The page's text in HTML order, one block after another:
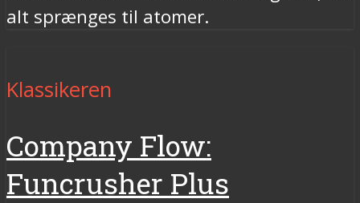
alt sprænges til atomer.
Klassikeren
Company Flow:
Funcrusher Plus